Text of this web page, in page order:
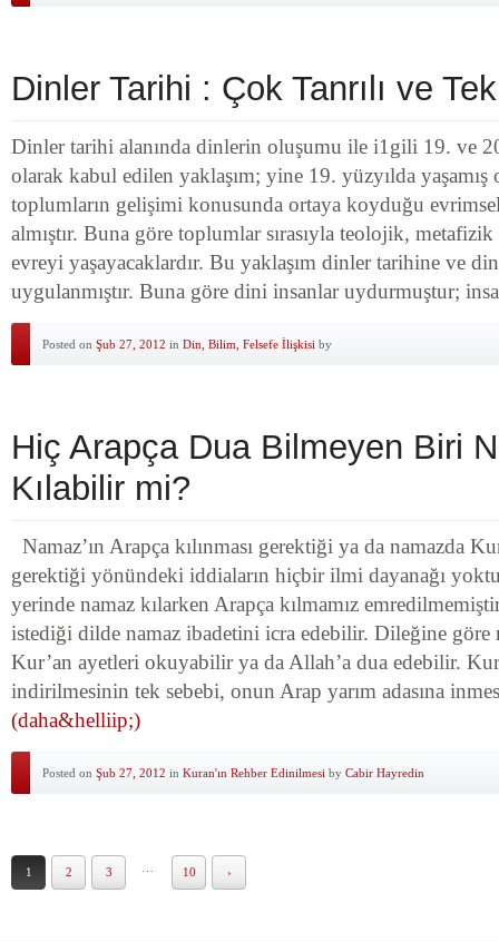
Dinler Tarihi : Çok Tanrılı ve
Dinler tarihi alanında dinlerin oluşumu ile i1gili 19. ve
olarak kabul edilen yaklaşım; yine 19. yüzyılda
toplumların gelişimi konusunda ortaya koyduğu evrimsel
almıştır. Buna göre toplumlar sırasıyla teolojik,
evreyi yaşayacaklardır. Bu yaklaşım dinler tarihine ve
uygulanmıştır. Buna göre dini insanlar uydurmuştur;
Posted on Şub 27, 2012 in Din, Bilim, Felsefe İlişkisi by
Hiç Arapça Dua Bilmeyen Biri
Kılabilir mi?
Namaz’ın Arapça kılınması gerektiği ya da namazda
gerektiği yönündeki iddiaların hiçbir ilmi dayanağı
yerinde namaz kılarken Arapça kılmamız
istediği dilde namaz ibadetini icra edebilir. Dileğine göre
Kur’an ayetleri okuyabilir ya da Allah’a dua edebilir.
indirilmesinin tek sebebi, onun Arap yarım adasına
(daha&helliip;)
Posted on Şub 27, 2012 in Kuran'ın Rehber Edinilmesi by Cabir Hayredin
1 2 3 10 ›